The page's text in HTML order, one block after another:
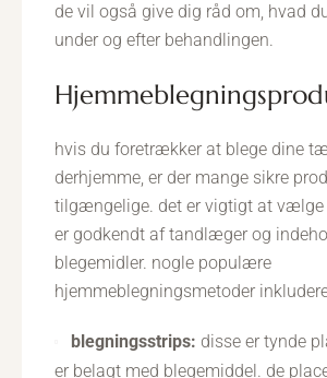
de vil også give dig råd om, hvad
under og efter behandlingen.
hvis du foretrækker at blege dine
derhjemme, er der mange sikre
tilgængelige. det er vigtigt at vælge
er godkendt af tandlæger og
blegemidler. nogle populære
hjemmeblegningsmetoder
blegningsstrips: disse er tynde
er belagt med blegemiddel. de